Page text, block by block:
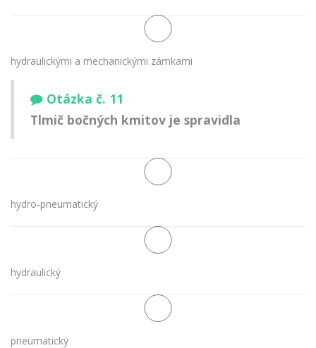
hydraulickými a mechanickými zámkami
Otázka č. 11
Tlmič bočných kmitov je spravidla
hydro-pneumatický
hydraulický
pneumatický